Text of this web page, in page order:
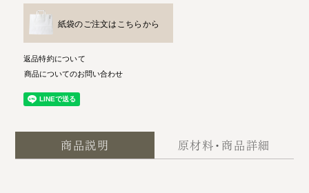
紙袋のご注文はこちらから
返品特約について
商品についてのお問い合わせ
商品説明 原材料・商品詳細